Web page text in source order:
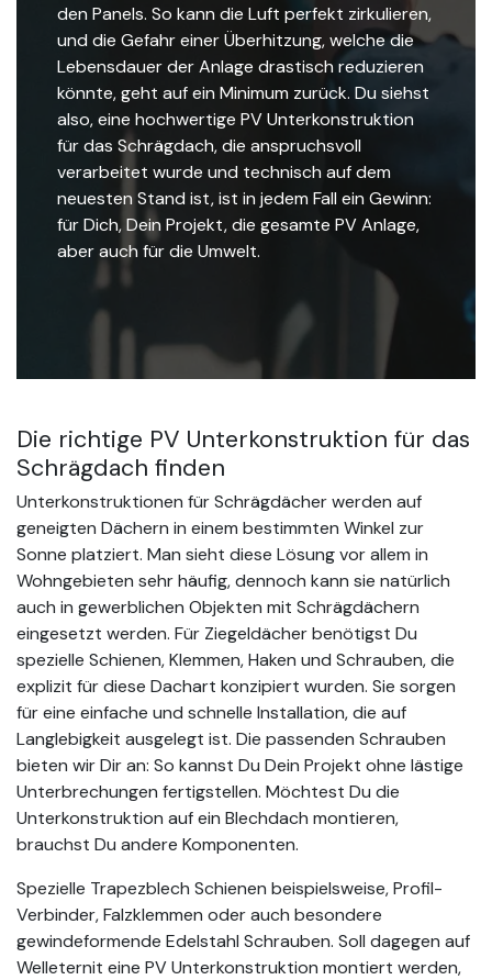
den Panels. So kann die Luft perfekt zirkulieren,
und die Gefahr einer Überhitzung, welche die
Lebensdauer der Anlage drastisch reduzieren
könnte, geht auf ein Minimum zurück. Du siehst
also, eine hochwertige PV Unterkonstruktion
für das Schrägdach, die anspruchsvoll
verarbeitet wurde und technisch auf dem
neuesten Stand ist, ist in jedem Fall ein Gewinn:
für Dich, Dein Projekt, die gesamte PV Anlage,
aber auch für die Umwelt.
Die richtige PV Unterkonstruktion für das
Schrägdach finden
Unterkonstruktionen für Schrägdächer werden auf
geneigten Dächern in einem bestimmten Winkel zur
Sonne platziert. Man sieht diese Lösung vor allem in
Wohngebieten sehr häufig, dennoch kann sie natürlich
auch in gewerblichen Objekten mit Schrägdächern
eingesetzt werden. Für Ziegeldächer benötigst Du
spezielle Schienen, Klemmen, Haken und Schrauben, die
explizit für diese Dachart konzipiert wurden. Sie sorgen
für eine einfache und schnelle Installation, die auf
Langlebigkeit ausgelegt ist. Die passenden Schrauben
bieten wir Dir an: So kannst Du Dein Projekt ohne lästige
Unterbrechungen fertigstellen. Möchtest Du die
Unterkonstruktion auf ein Blechdach montieren,
brauchst Du andere Komponenten.
Spezielle Trapezblech Schienen beispielsweise, Profil-
Verbinder, Falzklemmen oder auch besondere
gewindeformende Edelstahl Schrauben. Soll dagegen auf
Welleternit eine PV Unterkonstruktion montiert werden,